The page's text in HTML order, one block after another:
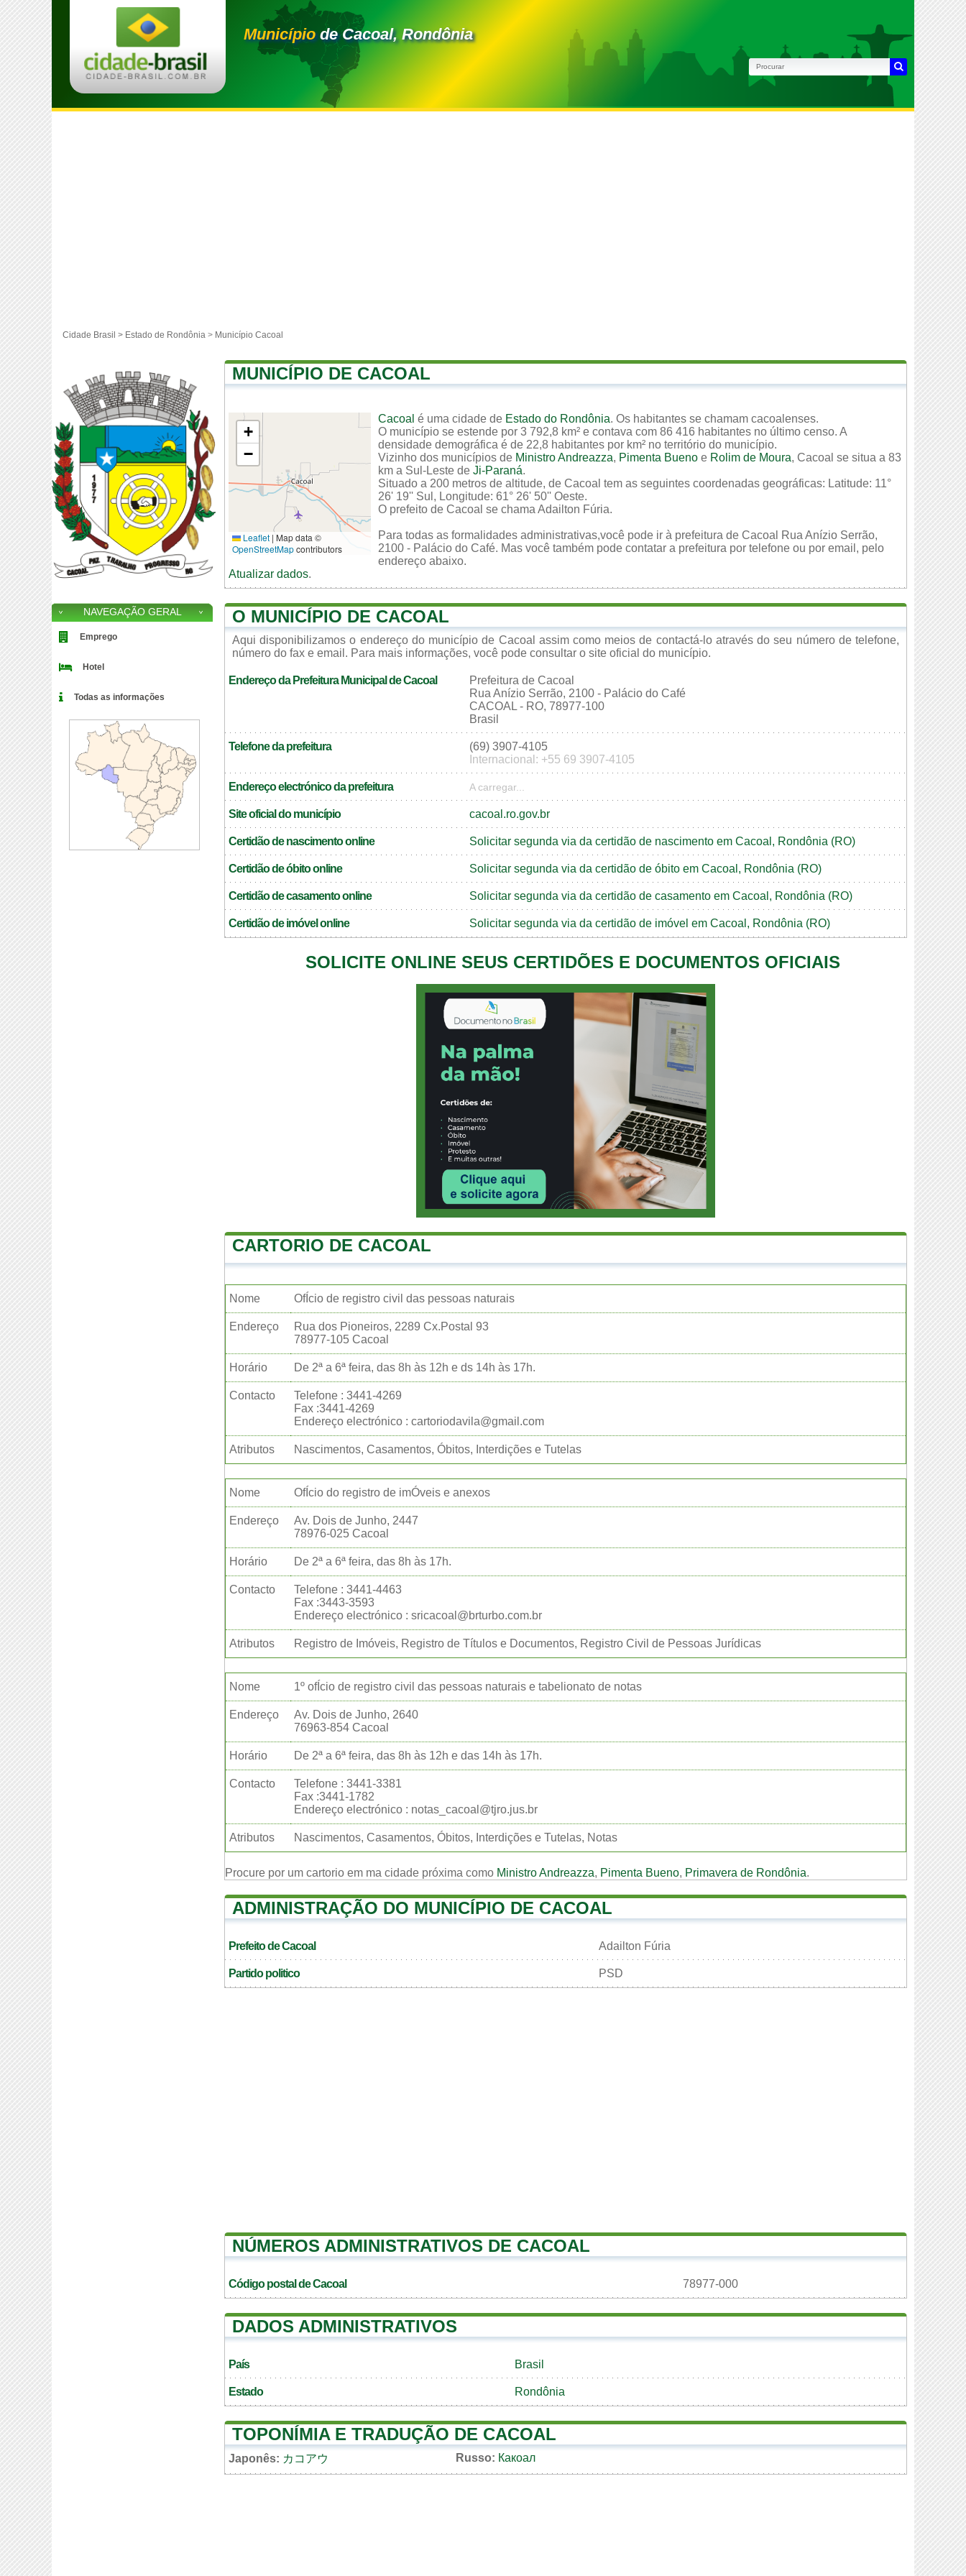
Municípiode Cacoal, Rondônia
Cidade Brasil > Estado de Rondônia > Município Cacoal
MUNICÍPIO DE CACOAL
+
−
Leaflet | Map data ©
OpenStreetMapcontributors
Cacoal é uma cidade de Estado do Rondônia. Os habitantes se chamam cacoalenses.
O município se estende por 3 792,8 km² e contava com 86 416 habitantes no último censo. A
densidade demográfica é de 22,8 habitantes por km² no território do município.
Vizinho dos municípios de Ministro Andreazza, Pimenta Bueno e Rolim de Moura, Cacoal se situa a 83
km a Sul-Leste de Ji-Paraná.
Situado a 200 metros de altitude, de Cacoal tem as seguintes coordenadas geográficas: Latitude: 11°
26' 19'' Sul, Longitude: 61° 26' 50'' Oeste.
O prefeito de Cacoal se chama Adailton Fúria.
Para todas as formalidades administrativas,você pode ir à prefeitura de Cacoal Rua Anízio Serrão,
2100 - Palácio do Café. Mas você também pode contatar a prefeitura por telefone ou por email, pelo
endereço abaixo.
Atualizar dados.
O MUNICÍPIO DE CACOAL
Aqui disponibilizamos o endereço do município de Cacoal assim como meios de contactá-lo através do seu número de telefone,
número do fax e email. Para mais informações, você pode consultar o site oficial do município.
Endereço da Prefeitura Municipal de Cacoal
Prefeitura de Cacoal
Rua Anízio Serrão, 2100 - Palácio do Café
CACOAL - RO, 78977-100
Brasil
Telefone da prefeitura
(69) 3907-4105
Internacional: +55 69 3907-4105
Endereço electrónico da prefeitura A carregar...
Site oficial do município cacoal.ro.gov.br
Certidão de nascimento online Solicitar segunda via da certidão de nascimento em Cacoal, Rondônia (RO)
Certidão de óbito online Solicitar segunda via da certidão de óbito em Cacoal, Rondônia (RO)
Certidão de casamento online Solicitar segunda via da certidão de casamento em Cacoal, Rondônia (RO)
Certidão de imóvel online Solicitar segunda via da certidão de imóvel em Cacoal, Rondônia (RO)
SOLICITE ONLINE SEUS CERTIDÕES E DOCUMENTOS OFICIAIS
CARTORIO DE CACOAL
Nome OfÍcio de registro civil das pessoas naturais
Endereço
Rua dos Pioneiros, 2289 Cx.Postal 93
78977-105 Cacoal
Horário De 2ª a 6ª feira, das 8h às 12h e ds 14h às 17h.
Contacto
Telefone : 3441-4269
Fax :3441-4269
Endereço electrónico : cartoriodavila@gmail.com
Atributos Nascimentos, Casamentos, Óbitos, Interdições e Tutelas
Nome OfÍcio do registro de imÓveis e anexos
Endereço
Av. Dois de Junho, 2447
78976-025 Cacoal
Horário De 2ª a 6ª feira, das 8h às 17h.
Contacto
Telefone : 3441-4463
Fax :3443-3593
Endereço electrónico : sricacoal@brturbo.com.br
Atributos Registro de Imóveis, Registro de Títulos e Documentos, Registro Civil de Pessoas Jurídicas
Nome 1º ofÍcio de registro civil das pessoas naturais e tabelionato de notas
Endereço
Av. Dois de Junho, 2640
76963-854 Cacoal
Horário De 2ª a 6ª feira, das 8h às 12h e das 14h às 17h.
Contacto
Telefone : 3441-3381
Fax :3441-1782
Endereço electrónico : notas_cacoal@tjro.jus.br
Atributos Nascimentos, Casamentos, Óbitos, Interdições e Tutelas, Notas
Procure por um cartorio em ma cidade próxima como Ministro Andreazza, Pimenta Bueno, Primavera de Rondônia.
ADMINISTRAÇÃO DO MUNICÍPIO DE CACOAL
Prefeito de Cacoal Adailton Fúria
Partido politico PSD
NÚMEROS ADMINISTRATIVOS DE CACOAL
Código postal de Cacoal 78977-000
DADOS ADMINISTRATIVOS
País Brasil
Estado Rondônia
TOPONÍMIA E TRADUÇÃO DE CACOAL
Japonês: カコアウ Russo: Какоал
NAVEGAÇÃO GERAL
Emprego
Hotel
Todas as informações